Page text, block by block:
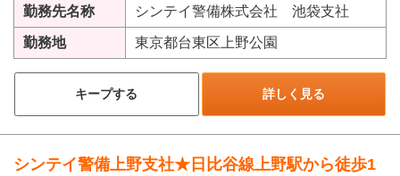
勤務先名称 シンテイ警備株式会社 池袋支社
勤務地 東京都台東区上野公園
キープする 詳しく見る
シンテイ警備上野支社★日比谷線上野駅から徒歩1